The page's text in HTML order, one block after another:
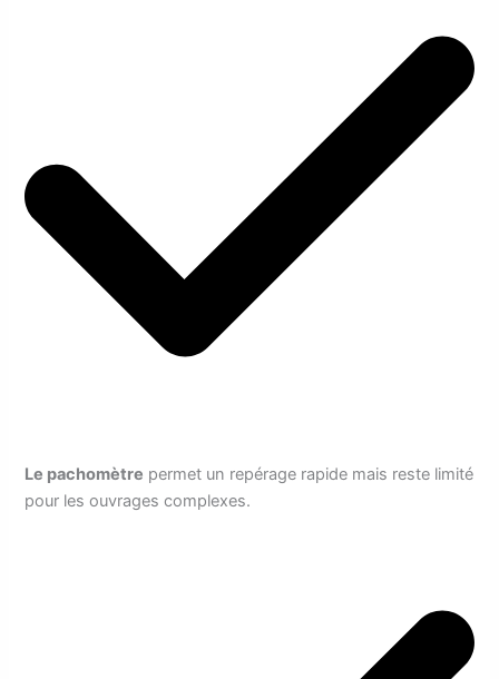
Le pachomètre permet un repérage rapide mais reste limité
pour les ouvrages complexes.